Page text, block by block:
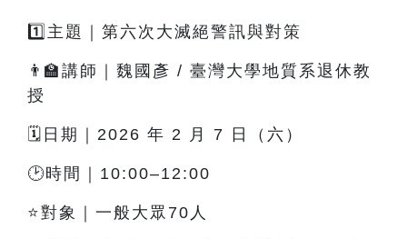
1️⃣主題｜第六次大滅絕警訊與對策
👨‍🏫講師｜魏國彥 / 臺灣大學地質系退休教
授
🗓️日期｜2026 年 2 月 7 日（六）
🕑時間｜10:00–12:00
⭐對象｜一般大眾70人